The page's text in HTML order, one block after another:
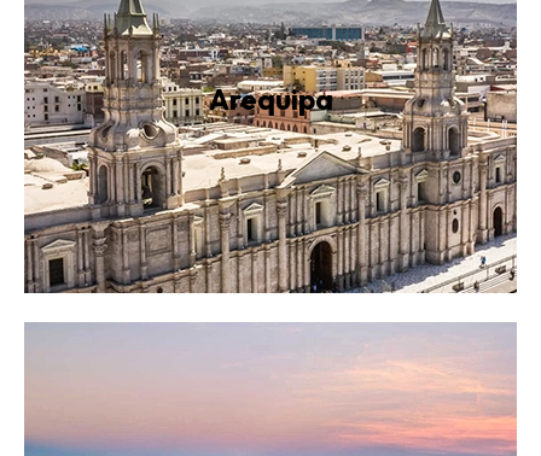
Arequipa